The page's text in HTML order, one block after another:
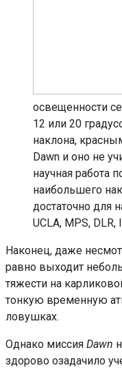
освещенности
12 или 20
наклона,
Dawn и оно не
научная работа
наибольшего
достаточно для
UCLA, MPS, DLR,
Наконец, даже
равно выходит
тяжести на
тонкую временную
ловушках.
Однако миссия Dawn
здорово озадачило